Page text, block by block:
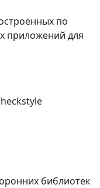
по
приложений для
библиотек